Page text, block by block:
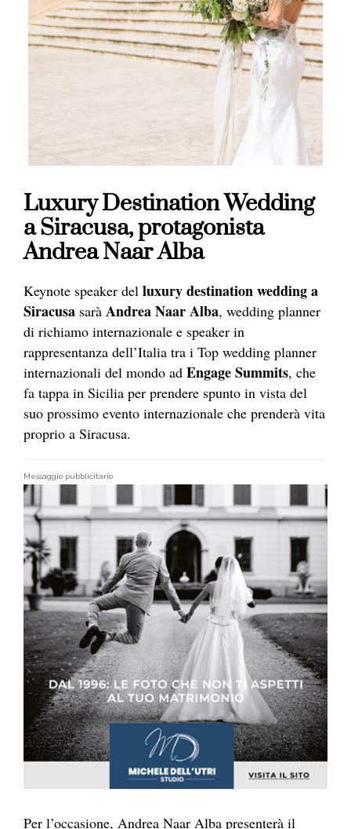
Luxury Destination Wedding
a Siracusa, protagonista
Andrea Naar Alba
Keynote speaker del luxury destination wedding a
Siracusa sarà Andrea Naar Alba, wedding planner
di richiamo internazionale e speaker in
rappresentanza dell’Italia tra i Top wedding planner
internazionali del mondo ad Engage Summits, che
fa tappa in Sicilia per prendere spunto in vista del
suo prossimo evento internazionale che prenderà vita
proprio a Siracusa.
Messaggio pubblicitario
Per l’occasione, Andrea Naar Alba presenterà il